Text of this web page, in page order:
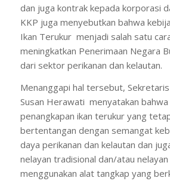
dan juga kontrak kepada korporasi
KKP juga menyebutkan bahwa
Ikan Terukur menjadi salah satu
meningkatkan Penerimaan Negara
dari sektor perikanan dan kelautan.
Menanggapi hal tersebut, Sekretaris
Susan Herawati menyatakan bahwa
penangkapan ikan terukur yang
bertentangan dengan semangat
daya perikanan dan kelautan dan
nelayan tradisional dan/atau nelayan
menggunakan alat tangkap yang